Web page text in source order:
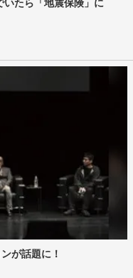
が話題に！